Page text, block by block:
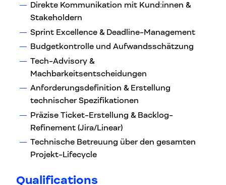
Direkte Kommunikation mit Kund:innen &
Stakeholdern
Sprint Excellence & Deadline-Management
Budgetkontrolle und Aufwandsschätzung
Tech-Advisory &
Machbarkeitsentscheidungen
Anforderungsdefinition & Erstellung
technischer Spezifikationen
Präzise Ticket-Erstellung & Backlog-
Refinement (Jira/Linear)
Technische Betreuung über den gesamten
Projekt-Lifecycle
Qualifications